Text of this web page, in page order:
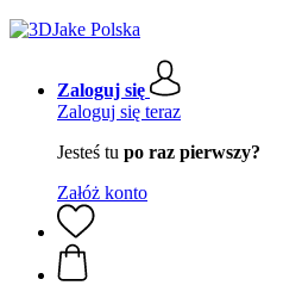
Zaloguj się
Zaloguj się teraz
Jesteś tu po raz pierwszy?
Załóż konto